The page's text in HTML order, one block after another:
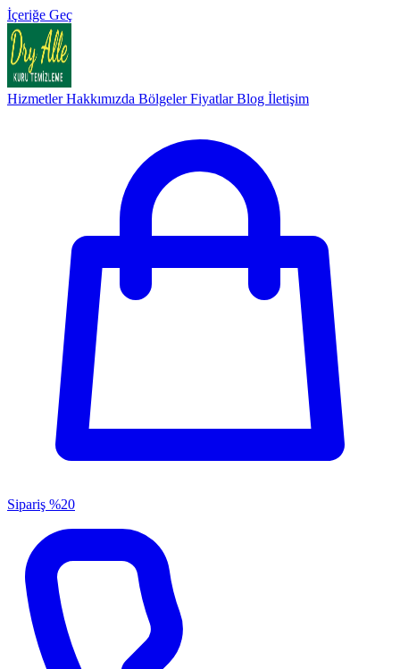
İçeriğe Geç
HizmetlerHakkımızda BölgelerFiyatlarBlog İletişim
Sipariş %20